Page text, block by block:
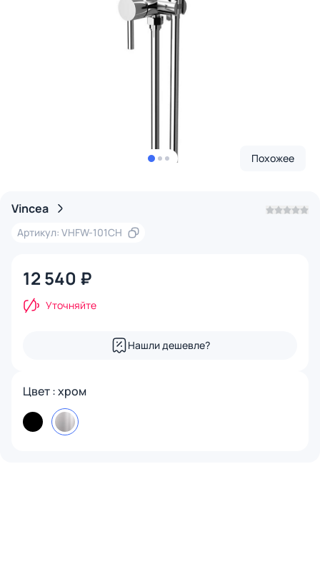
Похожее
Vincea
Артикул: VHFW-101CH
12 540 ₽
Уточняйте
Нашли дешевле?
Цвет : хром